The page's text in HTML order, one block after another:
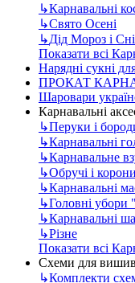
↳Карнавальні
↳Свято Осені
↳Дід Мороз і
Показати всі
Нарядні сукні
ПРОКАТ
Шаровари
Карнавальні
↳Перуки і
↳Карнавальні
↳Карнавальне
↳Обручі і корони
↳Карнавальні
↳Головні убори
↳Карнавальні
↳Різне
Показати всі
Схеми для
↳Комплекти